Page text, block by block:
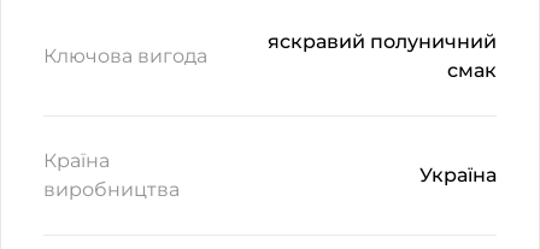
Ключова вигода
яскравий полуничний
смак
Країна
виробництва
Україна